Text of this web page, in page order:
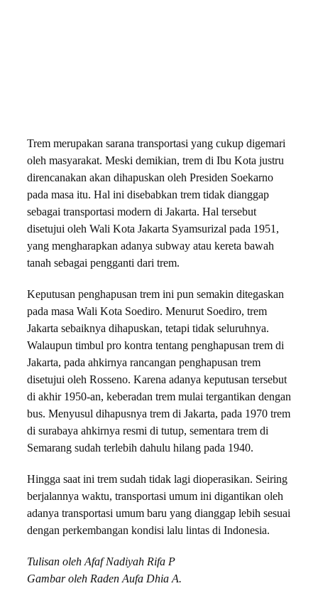
Trem merupakan sarana transportasi yang cukup digemari
oleh masyarakat. Meski demikian, trem di Ibu Kota justru
direncanakan akan dihapuskan oleh Presiden Soekarno
pada masa itu. Hal ini disebabkan trem tidak dianggap
sebagai transportasi modern di Jakarta. Hal tersebut
disetujui oleh Wali Kota Jakarta Syamsurizal pada 1951,
yang mengharapkan adanya subway atau kereta bawah
tanah sebagai pengganti dari trem.
Keputusan penghapusan trem ini pun semakin ditegaskan
pada masa Wali Kota Soediro. Menurut Soediro, trem
Jakarta sebaiknya dihapuskan, tetapi tidak seluruhnya.
Walaupun timbul pro kontra tentang penghapusan trem di
Jakarta, pada ahkirnya rancangan penghapusan trem
disetujui oleh Rosseno. Karena adanya keputusan tersebut
di akhir 1950-an, keberadan trem mulai tergantikan dengan
bus. Menyusul dihapusnya trem di Jakarta, pada 1970 trem
di surabaya ahkirnya resmi di tutup, sementara trem di
Semarang sudah terlebih dahulu hilang pada 1940.
Hingga saat ini trem sudah tidak lagi dioperasikan. Seiring
berjalannya waktu, transportasi umum ini digantikan oleh
adanya transportasi umum baru yang dianggap lebih sesuai
dengan perkembangan kondisi lalu lintas di Indonesia.
Tulisan oleh Afaf Nadiyah Rifa P
Gambar oleh Raden Aufa Dhia A.